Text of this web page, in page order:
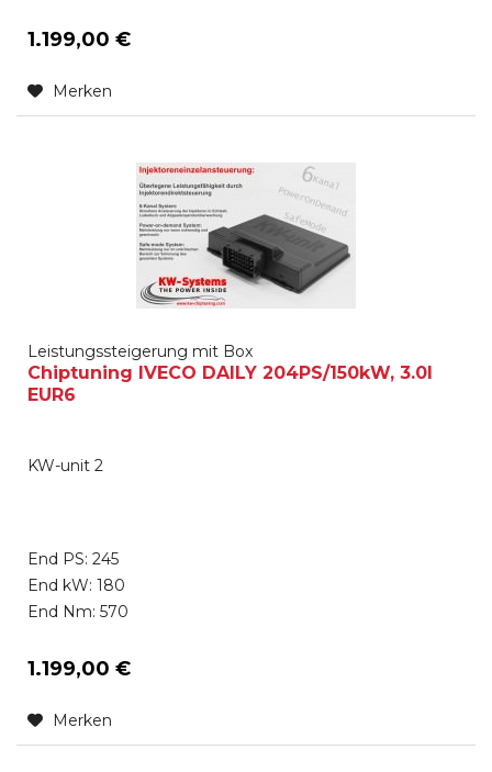
1.199,00 €
Merken
Leistungssteigerung mit Box
Chiptuning IVECO DAILY 204PS/150kW, 3.0l
EUR6
KW-unit 2
End PS: 245
End kW: 180
End Nm: 570
1.199,00 €
Merken